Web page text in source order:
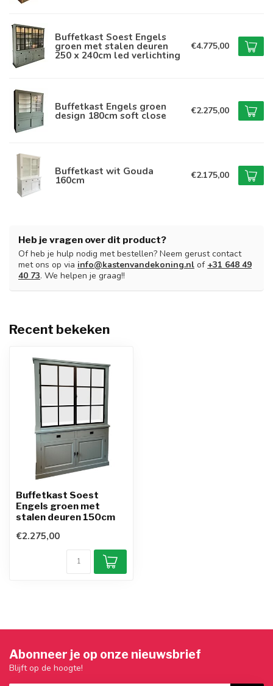
Buffetkast Soest Engels
groen met stalen deuren
250 x 240cm led verlichting
€4.775,00
Buffetkast Engels groen
design 180cm soft close €2.275,00
Buffetkast wit Gouda
160cm €2.175,00
Heb je vragen over dit product?
Of heb je hulp nodig met bestellen? Neem gerust contact
met ons op via info@kastenvandekoning.nl of +31 648 49
40 73. We helpen je graag!!
Recent bekeken
Buffetkast Soest
Engels groen met
stalen deuren 150cm
€2.275,00
Abonneer je op onze nieuwsbrief
Blijft op de hoogte!